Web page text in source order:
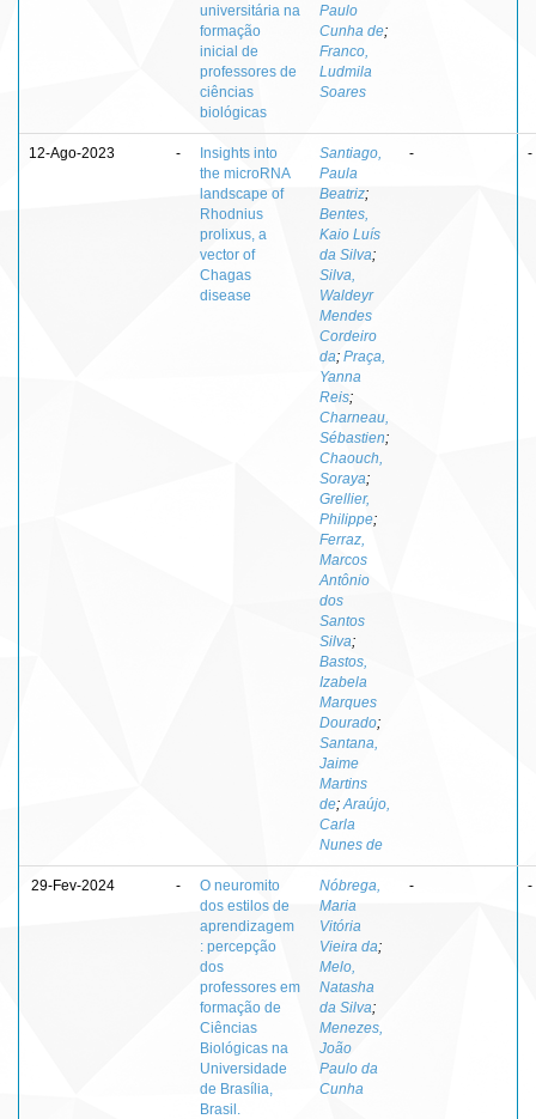
universitária na
formação
inicial de
professores de
ciências
biológicas
Paulo
Cunha de;
Franco,
Ludmila
Soares
12-Ago-2023 -
Insights into
the microRNA
landscape of
Rhodnius
prolixus, a
vector of
Chagas
disease
Santiago,
Paula
Beatriz;
Bentes,
Kaio Luís
da Silva;
Silva,
Waldeyr
Mendes
Cordeiro
da; Praça,
Yanna
Reis;
Charneau,
Sébastien;
Chaouch,
Soraya;
Grellier,
Philippe;
Ferraz,
Marcos
Antônio
dos
Santos
Silva;
Bastos,
Izabela
Marques
Dourado;
Santana,
Jaime
Martins
de; Araújo,
Carla
Nunes de
- -
29-Fev-2024 -
O neuromito
dos estilos de
aprendizagem
: percepção
dos
professores em
formação de
Ciências
Biológicas na
Universidade
de Brasília,
Brasil.
Nóbrega,
Maria
Vitória
Vieira da;
Melo,
Natasha
da Silva;
Menezes,
João
Paulo da
Cunha
- -